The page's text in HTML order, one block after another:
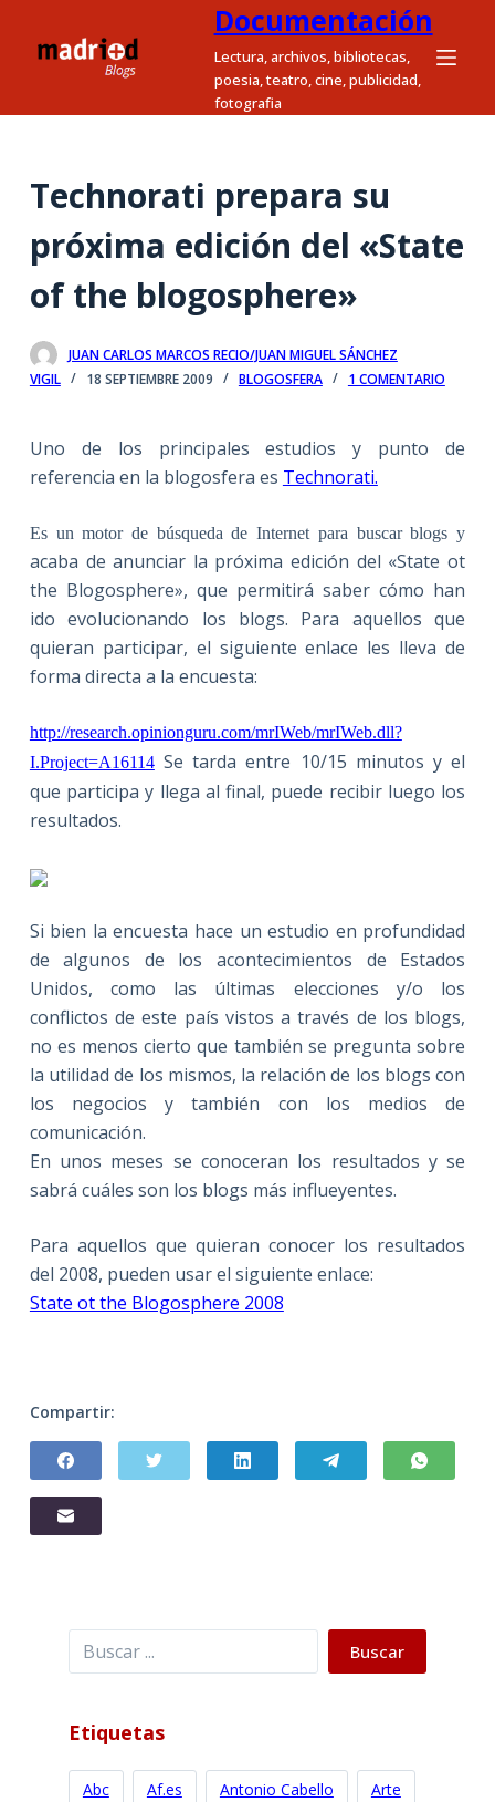
t
e
d
o
Documentación
Lectura, archivos, bibliotecas,
poesia, teatro, cine, publicidad,
fotografia
Technorati prepara su
próxima edición del «State
of the blogosphere»
JUAN CARLOS MARCOS RECIO/JUAN MIGUEL SÁNCHEZ
VIGIL
18 SEPTIEMBRE 2009 BLOGOSFERA 1 COMENTARIO
Uno de los principales estudios y punto de
referencia en la blogosfera es Technorati.
Es un motor de búsqueda de Internet para buscar blogs y
acaba de anunciar la próxima edición del «State ot
the Blogosphere», que permitirá saber cómo han
ido evolucionando los blogs. Para aquellos que
quieran participar, el siguiente enlace les lleva de
forma directa a la encuesta:
http://research.opinionguru.com/mrIWeb/mrIWeb.dll?
I.Project=A16114Se tarda entre 10/15 minutos y el
que participa y llega al final, puede recibir luego los
resultados.
Si bien la encuesta hace un estudio en profundidad
de algunos de los acontecimientos de Estados
Unidos, como las últimas elecciones y/o los
conflictos de este país vistos a través de los blogs,
no es menos cierto que también se pregunta sobre
la utilidad de los mismos, la relación de los blogs con
los negocios y también con los medios de
comunicación.
En unos meses se conoceran los resultados y se
sabrá cuáles son los blogs más influeyentes.
Para aquellos que quieran conocer los resultados
del 2008, pueden usar el siguiente enlace:
State ot the Blogosphere 2008
Compartir:
Buscar Buscar
Etiquetas
Abc Af.es Antonio Cabello Arte